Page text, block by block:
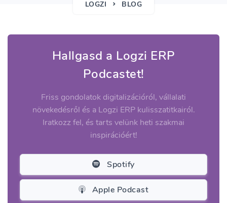
LOGZI BLOG
Hallgasd a Logzi ERP
Podcastet!
Friss gondolatok digitalizációról, vállalati
növekedésről és a Logzi ERP kulisszatitkairól.
Iratkozz fel, és tarts velünk heti szakmai
inspirációért!
Spotify
Apple Podcast